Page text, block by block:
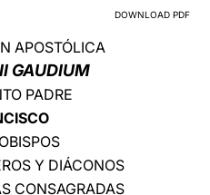
DOWNLOAD PDF
APOSTÓLICA
GAUDIUM
PADRE
Y DIÁCONOS
CONSAGRADAS